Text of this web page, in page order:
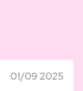
01/09 2025